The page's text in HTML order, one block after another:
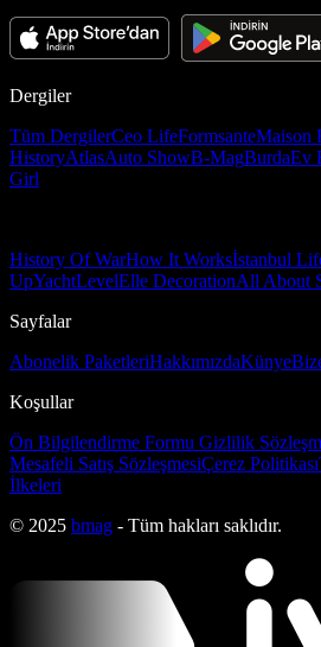
Dergiler
Tüm DergilerCeo LifeFormsanteMaison
HistoryAtlasAuto ShowB-MagBurdaEv
Girl
History Of WarHow It Worksİstanbul
UpYachtLevelElle DecorationAll About
Sayfalar
Abonelik PaketleriHakkımızdaKünye
Koşullar
Ön Bilgilendirme Formu Gizlilik
Mesafeli Satış SözleşmesiÇerez Politikası
İlkeleri
© 2025 bmag - Tüm hakları saklıdır.